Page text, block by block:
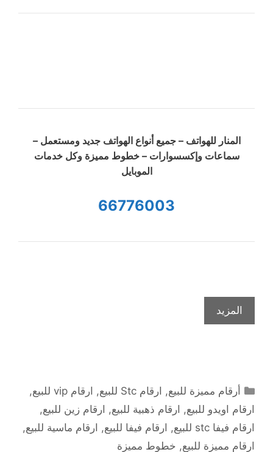
المنار للهواتف – جميع أنواع الهواتف جديد ومستعمل –
سماعات وإكسسوارات – خطوط مميزة وكل خدمات
الموبايل
66776003
المزيد
التصنيفات
أرقام مميزة للبيع, ارقام Stc للبيع , ارقام vip للبيع
,
ارقام اويدو للبيع, ارقام ذهبية للبيع, ارقام زين للبيع,
ارقام فيفا stc للبيع
, ارقام فيفا للبيع, ارقام ماسية للبيع,
ارقام مميزة للبيع, خطوط مميزة